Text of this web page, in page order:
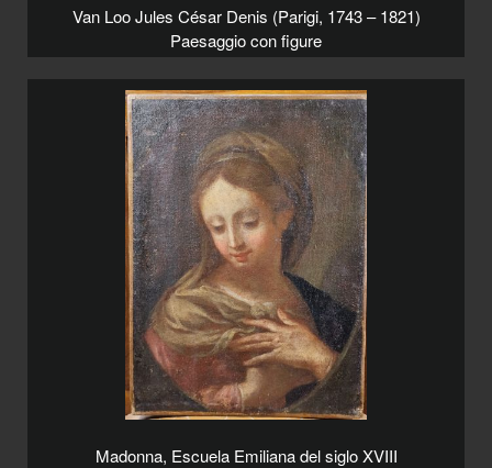
Van Loo Jules César Denis (Parigi, 1743 – 1821)
Paesaggio con figure
Madonna, Escuela Emiliana del siglo XVIII